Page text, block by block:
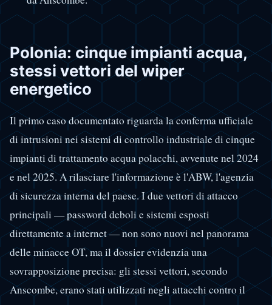
Polonia: cinque impianti acqua,
stessi vettori del wiper
energetico
Il primo caso documentato riguarda la conferma ufficiale
di intrusioni nei sistemi di controllo industriale di cinque
impianti di trattamento acqua polacchi, avvenute nel 2024
e nel 2025. A rilasciare l'informazione è l'ABW, l'agenzia
di sicurezza interna del paese. I due vettori di attacco
principali — password deboli e sistemi esposti
direttamente a internet — non sono nuovi nel panorama
delle minacce OT, ma il dossier evidenzia una
sovrapposizione precisa: gli stessi vettori, secondo
Anscombe, erano stati utilizzati negli attacchi contro il